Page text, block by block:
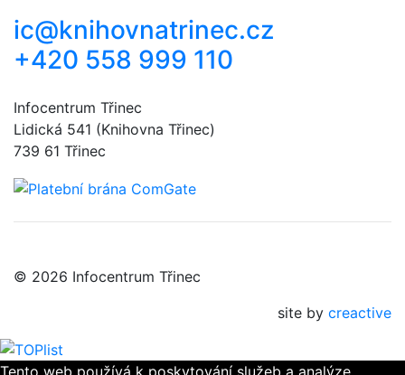
ic@knihovnatrinec.cz
+420 558 999 110
Infocentrum Třinec
Lidická 541 (Knihovna Třinec)
739 61 Třinec
© 2026 Infocentrum Třinec
site by creactive